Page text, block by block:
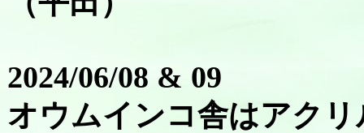
2024/06/08 & 09
オウムインコ舎はアク